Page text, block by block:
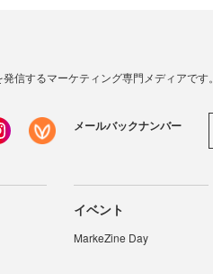
信するマーケティング専門メディアです。
メールバックナンバー
イベント
MarkeZine Day